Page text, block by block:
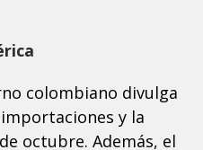
colombiano divulga
y la
octubre. Además, el